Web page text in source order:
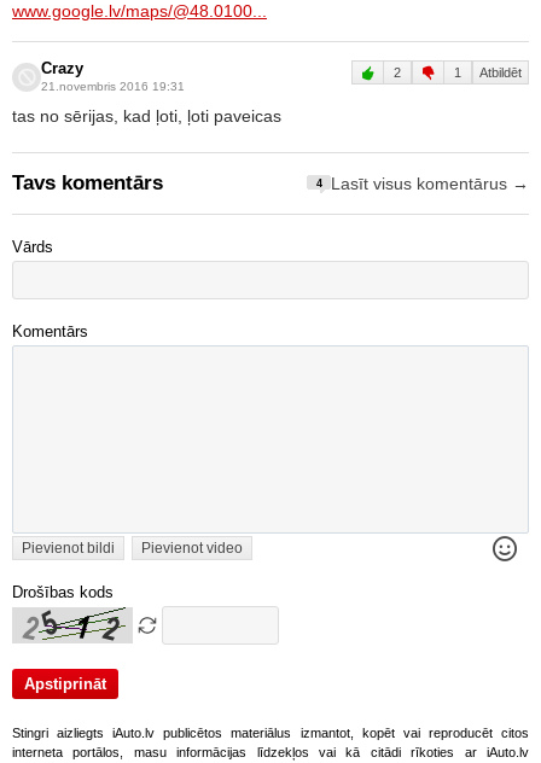
www.google.lv/maps/@48.0100...
Crazy
21.novembris 2016 19:31
2 1 Atbildēt
tas no sērijas, kad ļoti, ļoti paveicas
Tavs komentārs 4 Lasīt visus komentārus →
Vārds
Komentārs
Pievienot bildi Pievienot video
Drošības kods
Stingri aizliegts iAuto.lv publicētos materiālus izmantot, kopēt vai reproducēt citos
interneta portālos, masu informācijas līdzekļos vai kā citādi rīkoties ar iAuto.lv